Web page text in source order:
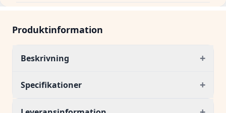
Produktinformation
Beskrivning +
Specifikationer +